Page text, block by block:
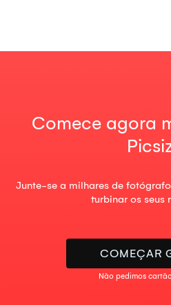
Comece agora
Junte-se a milhares de
turbinar os seus
COMEÇAR
Não pedimos